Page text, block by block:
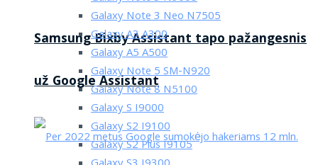
Samsung Bixby Assistant tapo pažangesnis
už Google Assistant
Galaxy Note 3 Neo N7505
Galaxy A3 A300
Galaxy A5 A500
Galaxy Note 5 SM-N920
Galaxy Note 8 N5100
Galaxy S I9000
Galaxy S2 I9100
Galaxy S2 Plus I9105